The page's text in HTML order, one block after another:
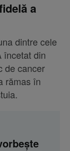
a
dintre cele
încetat din
de cancer
rămas în